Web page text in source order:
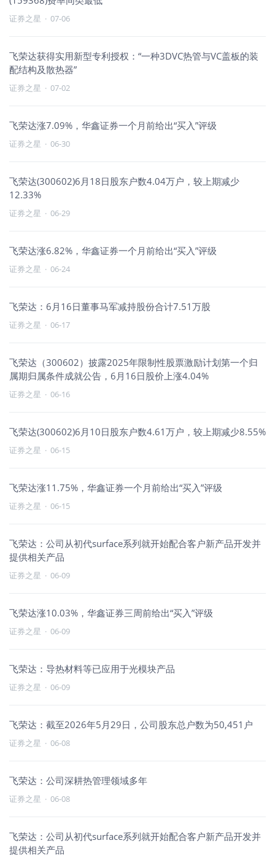
证券之星 · 07-06
飞荣达获得实用新型专利授权：“一种3DVC热管与VC盖板的装
配结构及散热器”
证券之星 · 07-02
飞荣达涨7.09%，华鑫证券一个月前给出“买入”评级
证券之星 · 06-30
飞荣达(300602)6月18日股东户数4.04万户，较上期减少
12.33%
证券之星 · 06-29
飞荣达涨6.82%，华鑫证券一个月前给出“买入”评级
证券之星 · 06-24
飞荣达：6月16日董事马军减持股份合计7.51万股
证券之星 · 06-17
飞荣达（300602）披露2025年限制性股票激励计划第一个归
属期归属条件成就公告，6月16日股价上涨4.04%
证券之星 · 06-16
飞荣达(300602)6月10日股东户数4.61万户，较上期减少8.55%
证券之星 · 06-15
飞荣达涨11.75%，华鑫证券一个月前给出“买入”评级
证券之星 · 06-15
飞荣达：公司从初代surface系列就开始配合客户新产品开发并
提供相关产品
证券之星 · 06-09
飞荣达涨10.03%，华鑫证券三周前给出“买入”评级
证券之星 · 06-09
飞荣达：导热材料等已应用于光模块产品
证券之星 · 06-09
飞荣达：截至2026年5月29日，公司股东总户数为50,451户
证券之星 · 06-08
飞荣达：公司深耕热管理领域多年
证券之星 · 06-08
飞荣达：公司从初代surface系列就开始配合客户新产品开发并
提供相关产品